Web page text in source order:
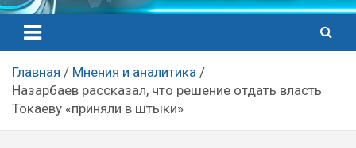
Главная
Мнения и аналитика
Назарбаев рассказал, что решение отдать власть
Токаеву «приняли в штыки»